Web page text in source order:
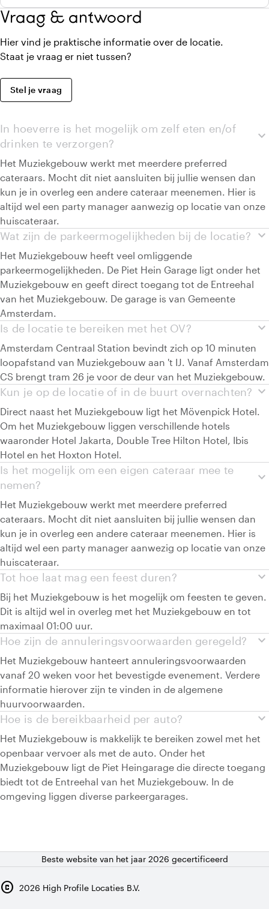
Vraag & antwoord
Hier vind je praktische informatie over de locatie.
Staat je vraag er niet tussen?
Stel je vraag
expand_more
In hoeverre is het mogelijk om zelf eten en/of
drinken te verzorgen?
Het Muziekgebouw werkt met meerdere preferred
cateraars. Mocht dit niet aansluiten bij jullie wensen dan
kun je in overleg een andere cateraar meenemen. Hier is
altijd wel een party manager aanwezig op locatie van onze
huiscateraar.
expand_more
Wat zijn de parkeermogelijkheden bij de locatie?
Het Muziekgebouw heeft veel omliggende
parkeermogelijkheden. De Piet Hein Garage ligt onder het
Muziekgebouw en geeft direct toegang tot de Entreehal
van het Muziekgebouw. De garage is van Gemeente
Amsterdam.
expand_more
Is de locatie te bereiken met het OV?
Amsterdam Centraal Station bevindt zich op 10 minuten
loopafstand van Muziekgebouw aan 't IJ. Vanaf Amsterdam
CS brengt tram 26 je voor de deur van het Muziekgebouw.
expand_more
Kun je op de locatie of in de buurt overnachten?
Direct naast het Muziekgebouw ligt het Mövenpick Hotel.
Om het Muziekgebouw liggen verschillende hotels
waaronder Hotel Jakarta, Double Tree Hilton Hotel, Ibis
Hotel en het Hoxton Hotel.
expand_more
Is het mogelijk om een eigen cateraar mee te
nemen?
Het Muziekgebouw werkt met meerdere preferred
cateraars. Mocht dit niet aansluiten bij jullie wensen dan
kun je in overleg een andere cateraar meenemen. Hier is
altijd wel een party manager aanwezig op locatie van onze
huiscateraar.
expand_more
Tot hoe laat mag een feest duren?
Bij het Muziekgebouw is het mogelijk om feesten te geven.
Dit is altijd wel in overleg met het Muziekgebouw en tot
maximaal 01:00 uur.
expand_more
Hoe zijn de annuleringsvoorwaarden geregeld?
Het Muziekgebouw hanteert annuleringsvoorwaarden
vanaf 20 weken voor het bevestigde evenement. Verdere
informatie hierover zijn te vinden in de algemene
huurvoorwaarden.
expand_more
Hoe is de bereikbaarheid per auto?
Het Muziekgebouw is makkelijk te bereiken zowel met het
openbaar vervoer als met de auto. Onder het
Muziekgebouw ligt de Piet Heingarage die directe toegang
biedt tot de Entreehal van het Muziekgebouw. In de
omgeving liggen diverse parkeergarages.
Beste website van het jaar 2026 gecertificeerd
copyright 2026 High Profile Locaties B.V.